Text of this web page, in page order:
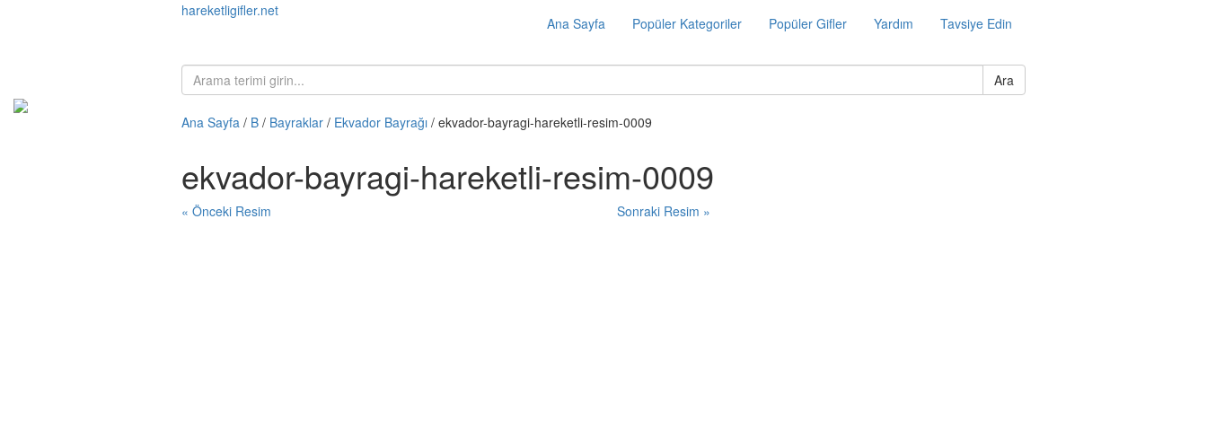
hareketligifler.net
Ana Sayfa Popüler Kategoriler Popüler Gifler Yardım Tavsiye Edin
Ara
Ana Sayfa / B / Bayraklar / Ekvador Bayrağı / ekvador-bayragi-hareketli-resim-0009
ekvador-bayragi-hareketli-resim-0009
« Önceki Resim Sonraki Resim »